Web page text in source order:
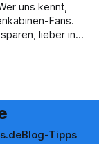
uns kennt,
Fans.
lieber in
Reisen
Blog-Tipps